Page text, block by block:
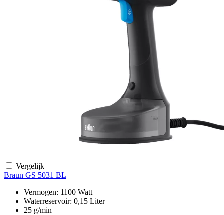
Vergelijk
Braun GS 5031 BL
Vermogen: 1100 Watt
Waterreservoir: 0,15 Liter
25 g/min